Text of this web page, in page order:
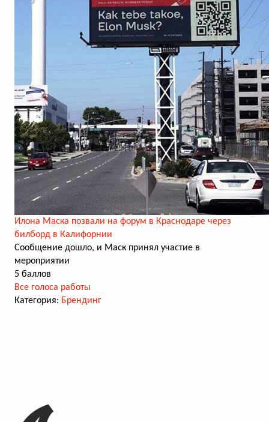
Илона Маска позвали на форум в Краснодаре через
билборд в Калифорнии
Сообщение дошло, и Маск принял участие в
мероприятии
5 баллов
Все голоса работы
Категория: Брендинг